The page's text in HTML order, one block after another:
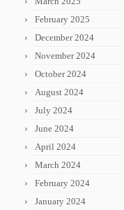
February 2025
December 2024
November 2024
October 2024
August 2024
July 2024
June 2024
April 2024
March 2024
February 2024
January 2024